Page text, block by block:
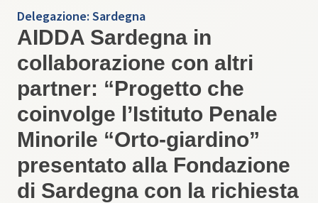
Delegazione:Sardegna
AIDDA Sardegna in
collaborazione con altri
partner: “Progetto che
coinvolge l’Istituto Penale
Minorile “Orto-giardino”
presentato alla Fondazione
di Sardegna con la richiesta